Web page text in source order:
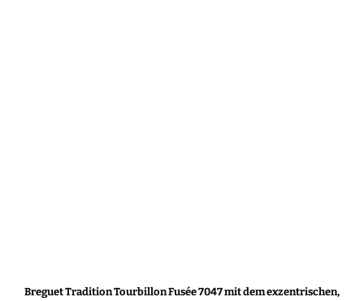
Breguet Tradition Tourbillon Fusée 7047 mit dem exzentrischen,